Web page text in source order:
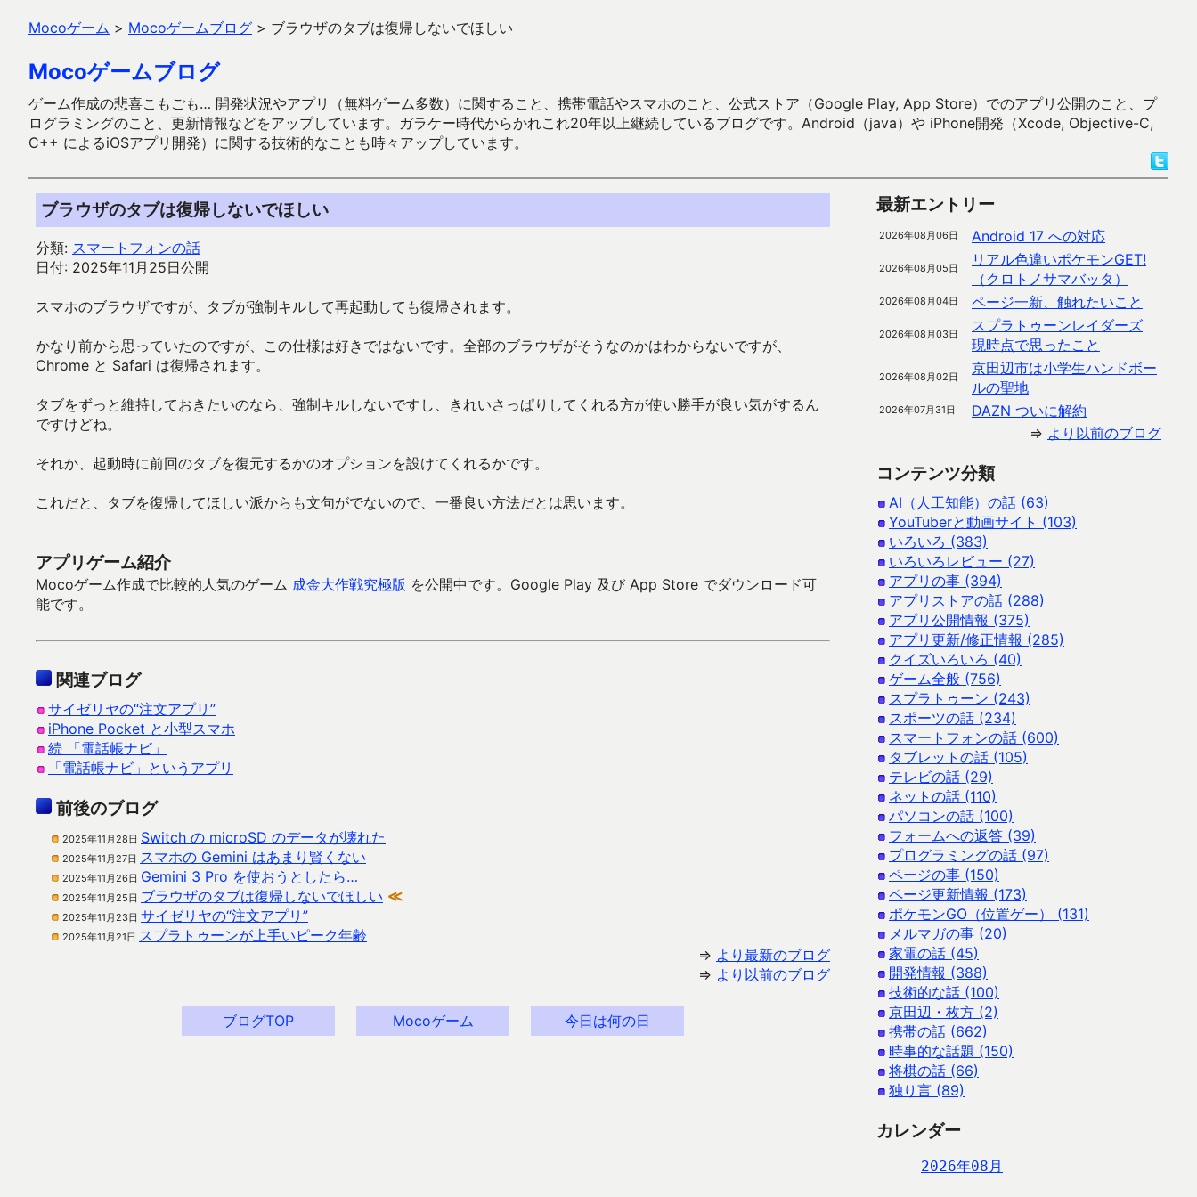
Mocoゲーム > Mocoゲームブログ > ブラウザのタブは復帰しないでほしい
Mocoゲームブログ
ゲーム作成の悲喜こもごも… 開発状況やアプリ（無料ゲーム多数）に関すること、携帯電話やスマホのこと、公式ストア（Google Play, App Store）でのアプリ公開のこと、プ
ログラミングのこと、更新情報などをアップしています。ガラケー時代からかれこれ20年以上継続しているブログです。Android（java）や iPhone開発（Xcode, Objective-C,
C++ によるiOSアプリ開発）に関する技術的なことも時々アップしています。
ブラウザのタブは復帰しないでほしい
分類: スマートフォンの話
日付: 2025年11月25日公開
スマホのブラウザですが、タブが強制キルして再起動しても復帰されます。
かなり前から思っていたのですが、この仕様は好きではないです。全部のブラウザがそうなのかはわからないですが、
Chrome と Safari は復帰されます。
タブをずっと維持しておきたいのなら、強制キルしないですし、きれいさっぱりしてくれる方が使い勝手が良い気がするん
ですけどね。
それか、起動時に前回のタブを復元するかのオプションを設けてくれるかです。
これだと、タブを復帰してほしい派からも文句がでないので、一番良い方法だとは思います。
アプリゲーム紹介
Mocoゲーム作成で比較的人気のゲーム 成金大作戦究極版 を公開中です。Google Play 及び App Store でダウンロード可
能です。
関連ブログ
サイゼリヤの“注文アプリ”
iPhone Pocket と小型スマホ
続 「電話帳ナビ」
「電話帳ナビ」というアプリ
前後のブログ
2025年11月28日 Switch の microSD のデータが壊れた
2025年11月27日 スマホの Gemini はあまり賢くない
2025年11月26日 Gemini 3 Pro を使おうとしたら…
2025年11月25日 ブラウザのタブは復帰しないでほしい ≪
2025年11月23日 サイゼリヤの“注文アプリ”
2025年11月21日 スプラトゥーンが上手いピーク年齢
⇒ より最新のブログ
⇒ より以前のブログ
ブログTOP Mocoゲーム 今日は何の日
最新エントリー
2026年08月06日 Android 17 への対応
2026年08月05日
リアル色違いポケモンGET!
（クロトノサマバッタ）
2026年08月04日 ページ一新、触れたいこと
2026年08月03日
スプラトゥーンレイダーズ
現時点で思ったこと
2026年08月02日
京田辺市は小学生ハンドボー
ルの聖地
2026年07月31日
DAZN ついに解約
⇒ より以前のブログ
コンテンツ分類
AI（人工知能）の話 (63)
YouTuberと動画サイト (103)
いろいろ (383)
いろいろレビュー (27)
アプリの事 (394)
アプリストアの話 (288)
アプリ公開情報 (375)
アプリ更新/修正情報 (285)
クイズいろいろ (40)
ゲーム全般 (756)
スプラトゥーン (243)
スポーツの話 (234)
スマートフォンの話 (600)
タブレットの話 (105)
テレビの話 (29)
ネットの話 (110)
パソコンの話 (100)
フォームへの返答 (39)
プログラミングの話 (97)
ページの事 (150)
ページ更新情報 (173)
ポケモンGO（位置ゲー） (131)
メルマガの事 (20)
家電の話 (45)
開発情報 (388)
技術的な話 (100)
京田辺・枚方 (2)
携帯の話 (662)
時事的な話題 (150)
将棋の話 (66)
独り言 (89)
カレンダー
2026年08月